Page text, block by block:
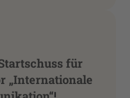
für
„Internationale